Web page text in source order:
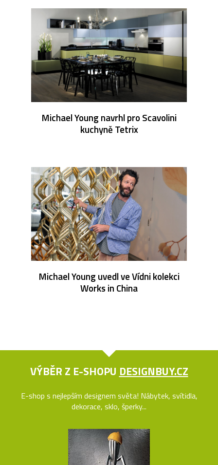
Michael Young navrhl pro Scavolini
kuchyně Tetrix
Michael Young uvedl ve Vídni kolekci
Works in China
VÝBĚR Z E-SHOPU DESIGNBUY.CZ
E-shop s nejlepším designem světa! Nábytek, svítidla,
dekorace, sklo, šperky...